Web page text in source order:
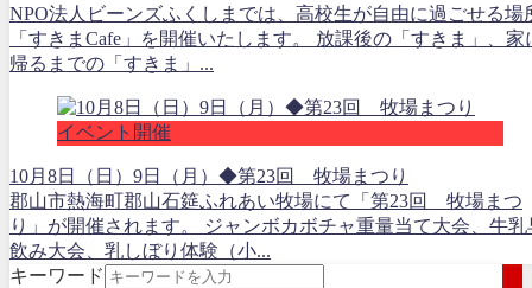
NPO法人ビーンズふくしまでは、高校生が自由に過ごせる場
「すきまCafe」を開催いたします。 放課後の「すきま」、家
帰るまでの「すきま」...
イベント開催
10月8日（日）9日（月）◆第23回 牧場まつり
郡山市熱海町郡山石筵ふれあい牧場にて「第23回 牧場まつ
り」が開催されます。 ジャンボカボチャ重量当て大会、牛乳
飲み大会、乳しぼり体験（小...
キーワード